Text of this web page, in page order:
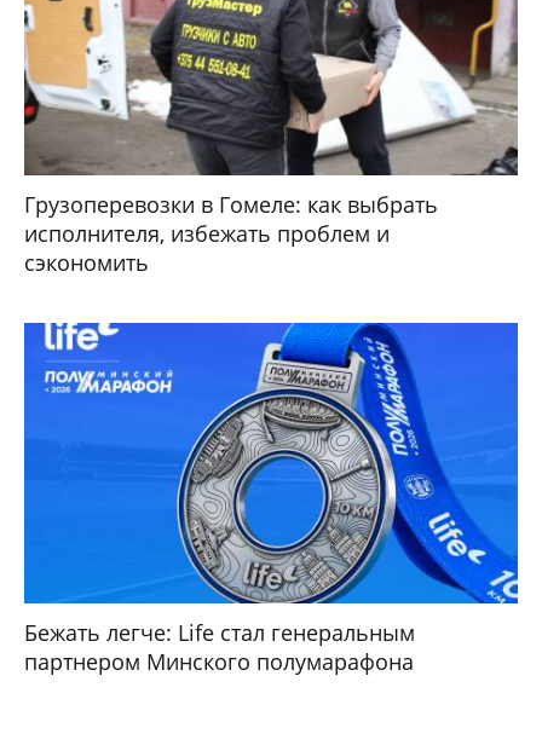
Грузоперевозки в Гомеле: как выбрать
исполнителя, избежать проблем и
сэкономить
Бежать легче: Life стал генеральным
партнером Минского полумарафона